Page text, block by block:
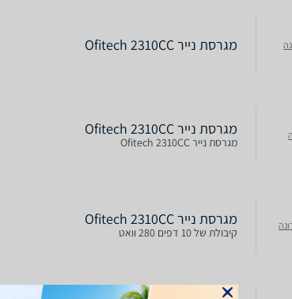
מגרסת נייר Ofitech 2310CC
מגרסת נייר Ofitech 2310CC
מגרסת נייר Ofitech 2310CC
מגרסת נייר Ofitech 2310CC
קיבולת של 10 דפים 280 וואט